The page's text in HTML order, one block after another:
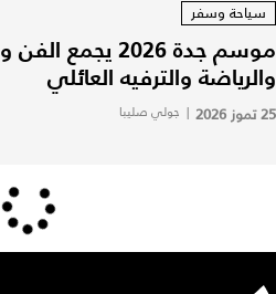
سياحة وسفر
موسم جدة 2026
والرياضة والترفيه العائلي
25 تموز 2026 | جولي صليبا